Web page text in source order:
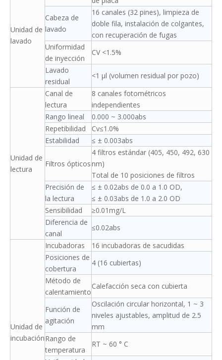
Unidad de
lavado
Cabeza de
lavado
16 canales (32 pines), limpieza de
doble fila, instalación de colgantes,
con recuperación de fugas
Uniformidad
de inyección
CV <1.5%
Lavado
residual
<1 μl (volumen residual por pozo)
Unidad de
lectura
Canal de
lectura
8 canales fotométricos
independientes
Rango lineal
0.000 ~ 3.000abs
Repetibilidad
Cv≤1.0%
Estabilidad
≤ ± 0.003abs
Filtros ópticos
4 filtros estándar (405, 450, 492, 630
nm)
Total de 10 posiciones de filtros
Precisión de
la lectura
≤ ± 0.02abs de 0.0 a 1.0 OD,
≤ ± 0.03abs de 1.0 a 2.0 OD
Sensibilidad
≥0.01mg/L
Diferencia de
canal
≤0.02abs
Unidad de
incubación
Incubadoras
16 incubadoras de sacudidas
Posiciones de
cobertura
4 (16 cubiertas)
Método de
calentamiento
Calefacción seca con cubierta
Función de
agitación
Oscilación circular horizontal, 1 ~ 3
niveles ajustables, amplitud de 2.5
mm
Rango de
temperatura
RT ~ 60 ° C